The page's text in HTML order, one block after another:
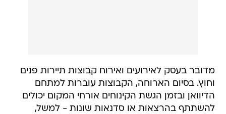
מדובר בעסק לאירועים ואירוח קבוצות תיירות פנים
וחוץ. בסיום הארוחה, הקבוצות עוברות למתחם
הדיוואן ובזמן הגשת הקינוחים אורחי המקום יכולים
להשתתף בהרצאות או סדנאות שונות - למשל,